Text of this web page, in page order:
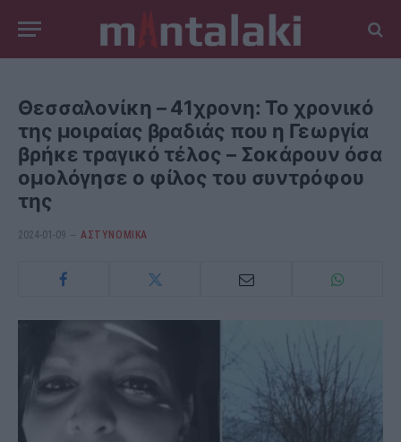
Θεσσαλονίκη – 41χρονη: Το χρονικό
της μοιραίας βραδιάς που η Γεωργία
βρήκε τραγικό τέλος – Σοκάρουν όσα
ομολόγησε ο φίλος του συντρόφου
της
2024-01-09 ΑΣΤΥΝΟΜΙΚΑ